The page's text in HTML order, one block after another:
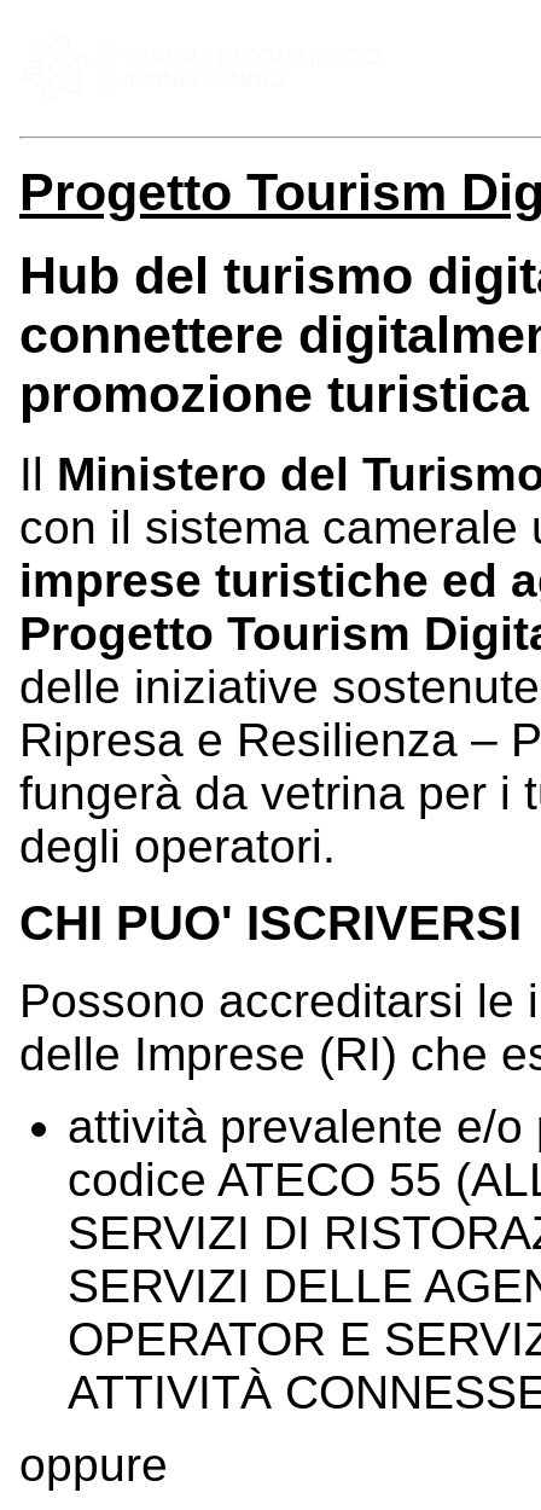
Progetto Tourism
Hub del turismo
connettere
promozione turistica
Il Ministero del
con il sistema camerale
imprese turistiche ed
Progetto Tourism
delle iniziative
Ripresa e Resilienza –
fungerà da vetrina per i
degli operatori.
CHI PUO' ISCRIVERSI
Possono accreditarsi le
delle Imprese (RI) che
attività prevalente e/
codice ATECO 55
SERVIZI DI
SERVIZI DELLE
OPERATOR E
ATTIVITÀ
oppure